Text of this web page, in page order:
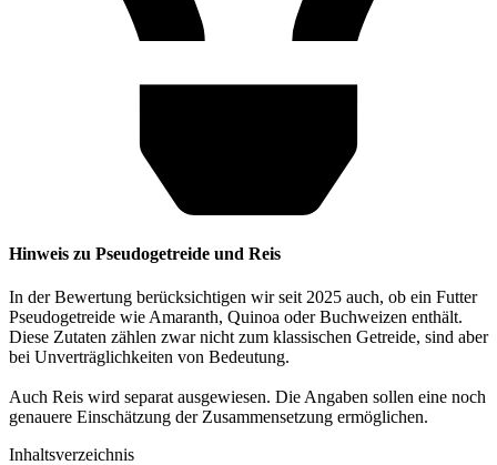
Hinweis zu Pseudogetreide und Reis
In der Bewertung berücksichtigen wir seit 2025 auch, ob ein Futter
Pseudogetreide wie Amaranth, Quinoa oder Buchweizen enthält.
Diese Zutaten zählen zwar nicht zum klassischen Getreide, sind aber
bei Unverträglichkeiten von Bedeutung.
Auch Reis wird separat ausgewiesen. Die Angaben sollen eine noch
genauere Einschätzung der Zusammensetzung ermöglichen.
Inhaltsverzeichnis​